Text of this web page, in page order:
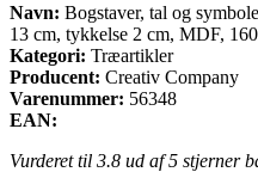
Navn: Bogstaver, tal og
13 cm, tykkelse 2 cm, MDF,
Kategori: Træartikler
Producent: Creativ Company
Varenummer: 56348
EAN:
Vurderet til 3.8 ud af 5 stjerner